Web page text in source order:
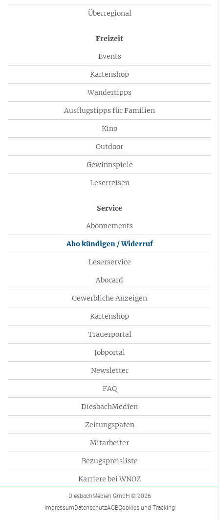
Überregional
Freizeit
Events
Kartenshop
Wandertipps
Ausflugstipps für Familien
Kino
Outdoor
Gewinnspiele
Leserreisen
Service
Abonnements
Abo kündigen / Widerruf
Leserservice
Abocard
Gewerbliche Anzeigen
Kartenshop
Trauerportal
Jobportal
Newsletter
FAQ
DiesbachMedien
Zeitungspaten
Mitarbeiter
Bezugspreisliste
Karriere bei WNOZ
DiesbachMedien GmbH © 2026
ImpressumDatenschutzAGBCookies und Tracking